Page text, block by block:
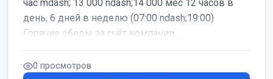
час mdash; 13 000 ndash;14 000 мес 12 часов в
день, 6 дней в неделю (07:00 ndash;19:00)
Горячие обеды за счёт компании ...
0 просмотров